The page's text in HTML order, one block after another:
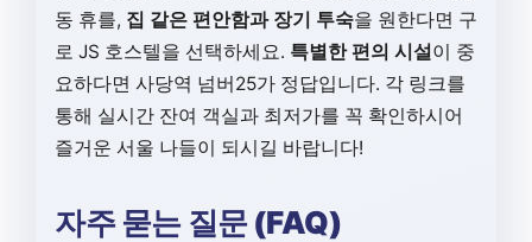
동 휴를, 집 같은 편안함과 장기 투숙을 원한다면 구
로 JS 호스텔을 선택하세요. 특별한 편의 시설이 중
요하다면 사당역 넘버25가 정답입니다. 각 링크를
통해 실시간 잔여 객실과 최저가를 꼭 확인하시어
즐거운 서울 나들이 되시길 바랍니다!
자주 묻는 질문 (FAQ)